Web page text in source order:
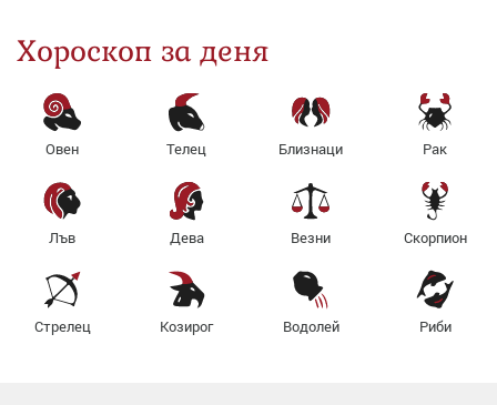
Хороскоп за деня
Овен Телец Близнаци Рак
Лъв Дева Везни Скорпион
Стрелец Козирог Водолей Риби